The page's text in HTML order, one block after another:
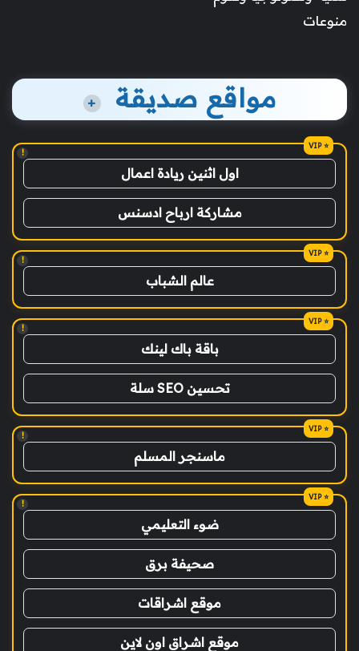
منوعات
مواقع صديقة +
!
اول اثنين ريادة اعمال
مشاركة ارباح ادسنس
!
عالم الشباب
!
باقة باك لينك
تحسين SEO سلة
!
ماسنجر المسلم
!
ضوء التعليمي
صحيفة برق
موقع اشراقات
موقع اشراق اون لاين